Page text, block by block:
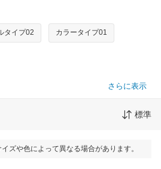
タイプ02 カラータイプ01
さらに表示
標準
ズや色によって異なる場合があります。